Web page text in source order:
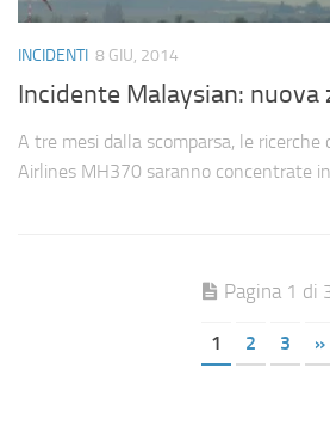
INCIDENTI 8 GIU, 2014
Incidente Malaysian: nuova
A tre mesi dalla scomparsa, le ricerche
Airlines MH370 saranno concentrate in
Pagina 1 di
1 2 3 »